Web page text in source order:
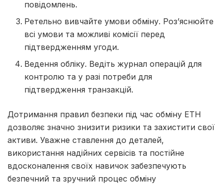
повідомлень.
Ретельно вивчайте умови обміну. Роз’яснюйте
всі умови та можливі комісії перед
підтвердженням угоди.
Ведення обліку. Ведіть журнал операцій для
контролю та у разі потреби для
підтвердження транзакцій.
Дотримання правил безпеки під час обміну ETH
дозволяє значно знизити ризики та захистити свої
активи. Уважне ставлення до деталей,
використання надійних сервісів та постійне
вдосконалення своїх навичок забезпечують
безпечний та зручний процес обміну